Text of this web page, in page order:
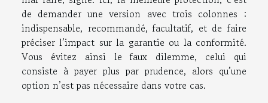
de demander une version avec trois colonnes :
indispensable, recommandé, facultatif, et de faire
préciser l’impact sur la garantie ou la conformité.
Vous évitez ainsi le faux dilemme, celui qui
consiste à payer plus par prudence, alors qu’une
option n’est pas nécessaire dans votre cas.